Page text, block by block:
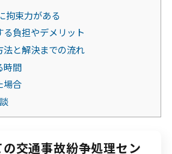
拘束力がある
負担やデメリット
法と解決までの流れ
時間
場合
交通事故紛争処理セン